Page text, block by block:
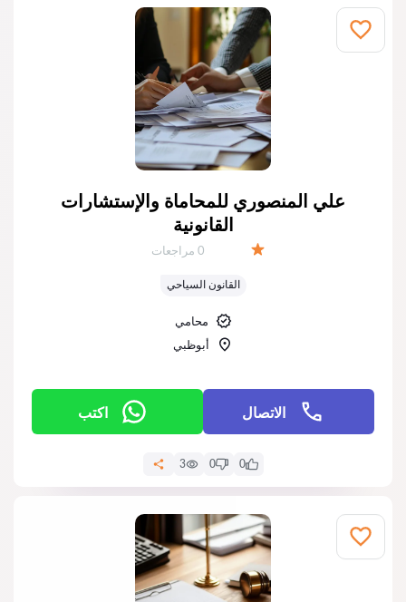
علي المنصوري للمحاماة والإستشارات
القانونية
عدد المراجعات:
0 مراجعات
القانون السياحي
محامي
أبوظبي
الاتصال اكتب
0
0
3